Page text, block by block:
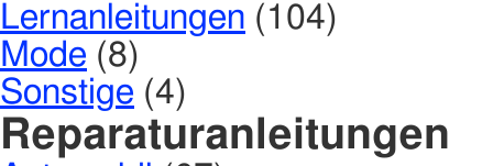
Lernanleitungen (104)
Mode (8)
Sonstige (4)
Reparaturanleitungen